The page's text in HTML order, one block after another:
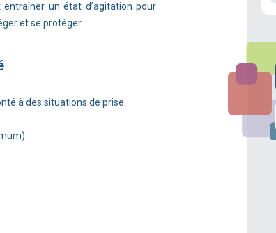
un état d’agitation pour
et se protéger.
à des situations de prise